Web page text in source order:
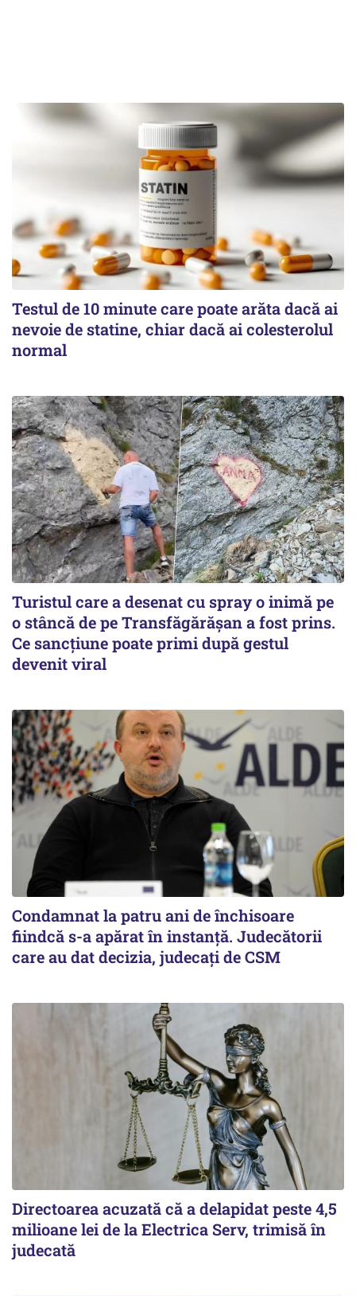
Testul de 10 minute care poate arăta dacă ai
nevoie de statine, chiar dacă ai colesterolul
normal
Turistul care a desenat cu spray o inimă pe
o stâncă de pe Transfăgărășan a fost prins.
Ce sancțiune poate primi după gestul
devenit viral
Condamnat la patru ani de închisoare
fiindcă s-a apărat în instanță. Judecătorii
care au dat decizia, judecați de CSM
Directoarea acuzată că a delapidat peste 4,5
milioane lei de la Electrica Serv, trimisă în
judecată